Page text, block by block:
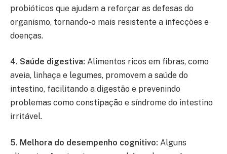
probióticos que ajudam a reforçar as defesas do
organismo, tornando-o mais resistente a infecções e
doenças.
4. Saúde digestiva: Alimentos ricos em fibras, como
aveia, linhaça e legumes, promovem a saúde do
intestino, facilitando a digestão e prevenindo
problemas como constipação e síndrome do intestino
irritável.
5. Melhora do desempenho cognitivo: Alguns